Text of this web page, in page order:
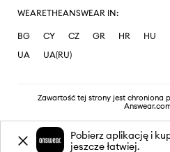
WEARETHEANSWEAR IN:
BG CY CZ GR HR HU
UA
UA(RU)
Zawartość tej strony jest chroniona
Pobierz aplikację i
jeszcze łatwiej.